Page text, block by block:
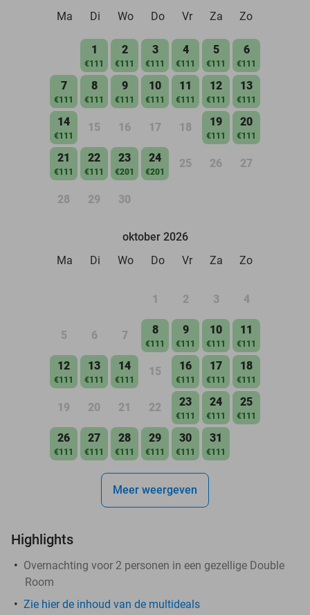
Ma
Di Wo Do Vr Za Zo
1
€111
2
€111
3
€111
4
€111
5
€111
6
€111
7
€111
8
€111
9
€111
10
€111
11
€111
12
€111
13
€111
14
€111
15 16 17 18 19
€111
20
€111
21
€111
22
€111
23
€201
24
€201
25 26 27
28 29 30
oktober 2026
Ma
Di Wo Do Vr Za Zo
1 2 3 4
5 6 7 8
€111
9
€111
10
€111
11
€111
12
€111
13
€111
14
€111
15 16
€111
17
€111
18
€111
19 20 21 22 23
€111
24
€111
25
€111
26
€111
27
€111
28
€111
29
€111
30
€111
31
€111
Meer weergeven
Highlights
Overnachting voor 2 personen in een gezellige Double
Room
Zie hier de inhoud van de multideals